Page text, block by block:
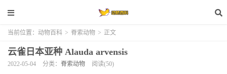
当前位置： 动物百科 > 脊索动物 > 正文
云雀日本亚种 Alauda arvensis
2022-05-04 分类： 脊索动物 阅读(50)